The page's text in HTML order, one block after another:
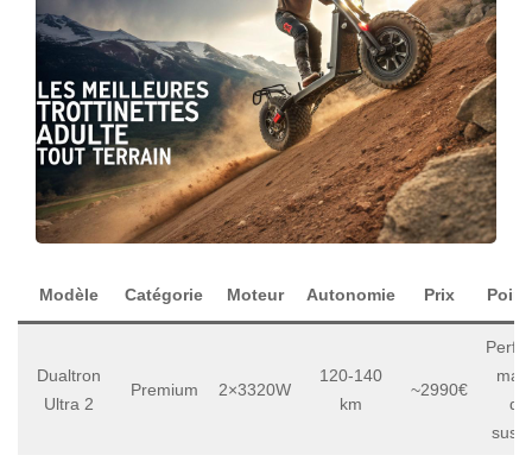
Modèle Catégorie Moteur Autonomie Prix
Dualtron
Ultra 2
Premium 2×3320W
120-140
km
~2990€